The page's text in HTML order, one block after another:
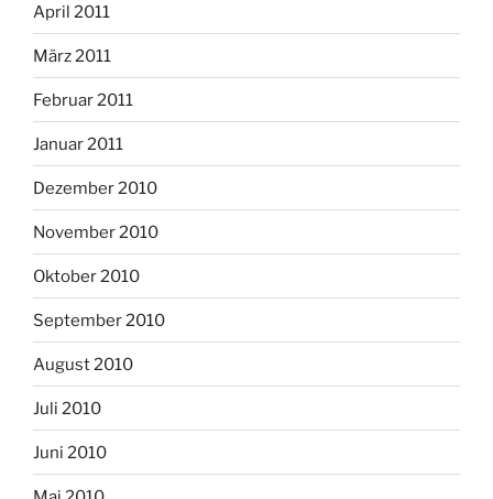
April 2011
März 2011
Februar 2011
Januar 2011
Dezember 2010
November 2010
Oktober 2010
September 2010
August 2010
Juli 2010
Juni 2010